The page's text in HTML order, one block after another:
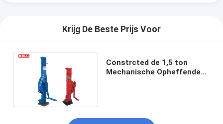
Krijg De Beste Prijs Voor
Constrcted de 1,5 ton
Mechanische Opheffende